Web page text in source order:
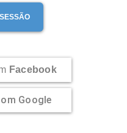
Facebook
Google